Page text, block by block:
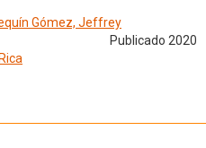
Gómez, Jeffrey
Publicado 2020